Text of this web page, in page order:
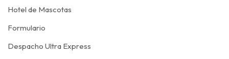
Hotel de Mascotas
Formulario
Despacho Ultra Express